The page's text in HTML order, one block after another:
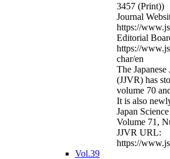
3457 (Print))
Journal
https://
Editorial
https://
char/en
The
(JJVR) has
volume 70
It is also
Japan
Volume 71,
JJVR URL:
https://
Vol.39